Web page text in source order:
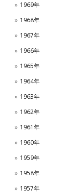
1969年
1968年
1967年
1966年
1965年
1964年
1963年
1962年
1961年
1960年
1959年
1958年
1957年